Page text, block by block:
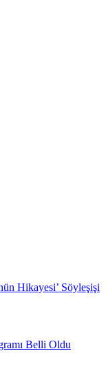
Hikayesi’ Söyleşişi
Belli Oldu